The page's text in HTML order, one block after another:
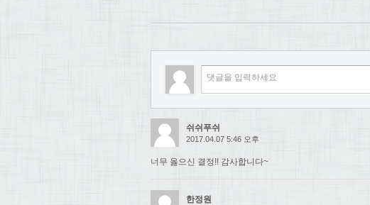
쉬쉬푸쉬
2017.04.07 5:46 오후
너무 옳으신 결정!! 감사합니다~
한정원